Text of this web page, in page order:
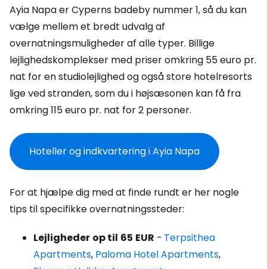
Ayia Napa er Cyperns badeby nummer 1, så du kan
vælge mellem et bredt udvalg af
overnatningsmuligheder af alle typer. Billige
lejlighedskomplekser med priser omkring 55 euro pr.
nat for en studiolejlighed og også store hotelresorts
lige ved stranden, som du i højsæsonen kan få fra
omkring 115 euro pr. nat for 2 personer.
Hoteller og indkvartering i Ayia Napa
For at hjælpe dig med at finde rundt er her nogle
tips til specifikke overnatningssteder:
Lejligheder op til 65 EUR - Terpsithea
Apartments, Paloma Hotel Apartments,